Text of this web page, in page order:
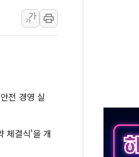
크'…9월 금리 인상 기대 후퇴
정 체결
클라우드플레어·태양광주↑ VS 트레이드
밑거름…수도권 집중 완화 전환점"
부과…美 태양광주 급등
가
가
전 경영 실
체결식'을 개